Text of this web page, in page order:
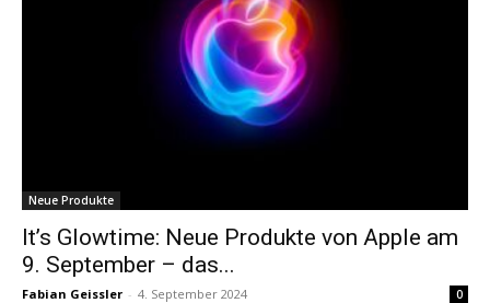
Neue Produkte
It’s Glowtime: Neue Produkte von Apple am
9. September – das...
Fabian Geissler - 4. September 2024 0